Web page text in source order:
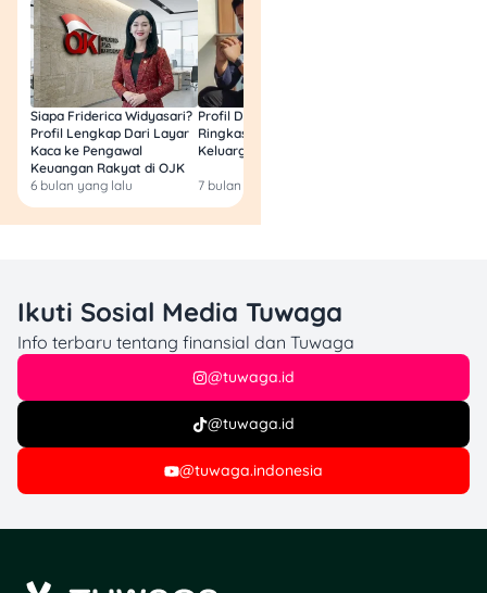
Siapa Friderica Widyasari?
Profil Lengkap Dari Layar
Kaca ke Pengawal
Keuangan Rakyat di OJK
6 bulan yang lalu
Profil Darma Mangkuluhur:
Ringkas Latar Belakang
Keluarga dan Bisnisnya
7 bulan yang lalu
Ikuti Sosial Media Tuwaga
Info terbaru tentang finansial dan Tuwaga
@tuwaga.id
@tuwaga.id
@tuwaga.indonesia